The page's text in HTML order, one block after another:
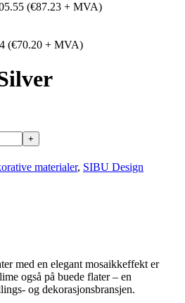
(€87.23 + MVA)
(€70.20 + MVA)
materialer, SIBU Design
med en elegant mosaikkeffekt er
også på buede flater – en
og dekorasjonsbransjen.